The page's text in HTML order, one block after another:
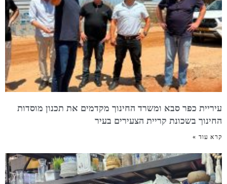
עיריית כפר סבא ומשרד החינוך מקדמים את תכנון מוסדות
החינוך בשכונת קריית הצעירים בעיר
קרא עוד »